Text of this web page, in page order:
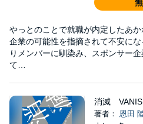
やっとのことで就職が内定したあ
企業の可能性を指摘されて不安に
りメンバーに馴染み、スポンサー
て…
消滅
著者： 恩田